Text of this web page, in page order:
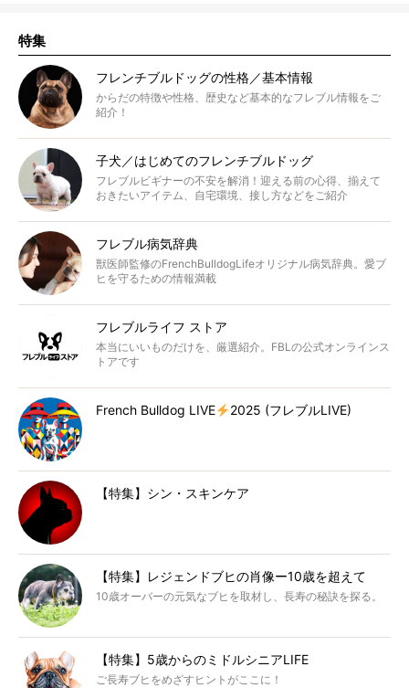
特集
フレンチブルドッグの性格／基本情報
からだの特徴や性格、歴史など基本的なフレブル情報をご
紹介！
子犬／はじめてのフレンチブルドッグ
フレブルビギナーの不安を解消！迎える前の心得、揃えて
おきたいアイテム、自宅環境、接し方などをご紹介
フレブル病気辞典
獣医師監修のFrenchBulldogLifeオリジナル病気辞典。愛ブ
ヒを守るための情報満載
フレブルライフ ストア
本当にいいものだけを、厳選紹介。FBLの公式オンラインス
トアです
French Bulldog LIVE 2025 (フレブルLIVE)
【特集】シン・スキンケア
【特集】レジェンドブヒの肖像ー10歳を超えて
10歳オーバーの元気なブヒを取材し、長寿の秘訣を探る。
【特集】5歳からのミドルシニアLIFE
ご長寿ブヒをめざすヒントがここに！